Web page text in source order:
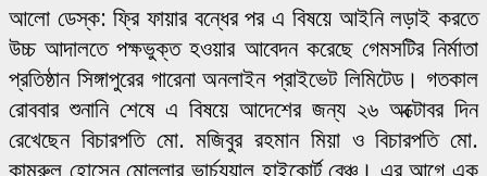
আলো ডেস্ক: ফ্রি ফায়ার বন্ধের পর এ বিষয়ে আইনি লড়াই করতে
উচ্চ আদালতে পক্ষভুক্ত হওয়ার আবেদন করেছে গেমসটির নির্মাতা
প্রতিষ্ঠান সিঙ্গাপুরের গারেনা অনলাইন প্রাইভেট লিমিটেড। গতকাল
রোববার শুনানি শেষে এ বিষয়ে আদেশের জন্য ২৬ অক্টোবর দিন
রেখেছেন বিচারপতি মো. মজিবুর রহমান মিয়া ও বিচারপতি মো.
কামরুল হোসেন মোল্লার ভার্চ্যুয়াল হাইকোর্ট বেঞ্চ। এর আগে এক